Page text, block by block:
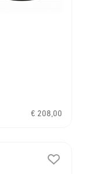
€ 208,00